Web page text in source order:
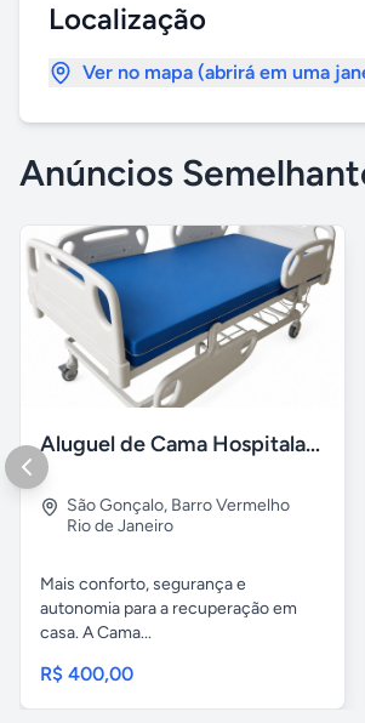
Localização
Ver no mapa (abrirá em uma
Anúncios
Aluguel de Cama Hospitalar Motorizada RJ
São Gonçalo, Barro Vermelho
Rio de Janeiro
Mais conforto, segurança e
autonomia para a recuperação em
casa. A Cama...
R$ 400,00